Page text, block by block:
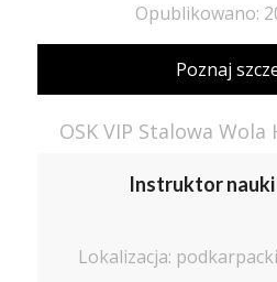
Opublikowano:
Poznaj
Instruktor
Lokalizacja: